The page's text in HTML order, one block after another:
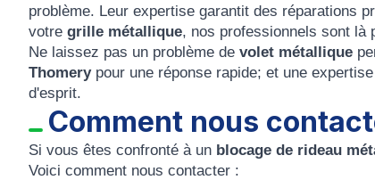
problème. Leur expertise garantit des réparations
votre grille métallique, nos professionnels sont là
Ne laissez pas un problème de volet métallique
Thomerypour une réponse rapide; et une
d'esprit.
Comment nous
Si vous êtes confronté à un blocage de rideau
Voici comment nous contacter :